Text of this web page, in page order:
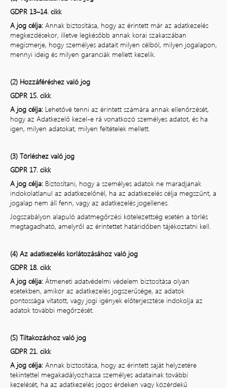
GDPR 13–14. cikk
A jog célja: Annak biztosítása, hogy az érintett már az adatkezelés
megkezdésekor, illetve legkésőbb annak korai szakaszában
megismerje, hogy személyes adatait milyen célból, milyen jogalapon,
mennyi ideig és milyen garanciák mellett kezelik.
(2) Hozzáféréshez való jog
GDPR 15. cikk
A jog célja: Lehetővé tenni az érintett számára annak ellenőrzését,
hogy az Adatkezelő kezel-e rá vonatkozó személyes adatot, és ha
igen, milyen adatokat, milyen feltételek mellett.
(3) Törléshez való jog
GDPR 17. cikk
A jog célja: Biztosítani, hogy a személyes adatok ne maradjanak
indokolatlanul az adatkezelőnél, ha az adatkezelés célja megszűnt, a
jogalap nem áll fenn, vagy az adatkezelés jogellenes.
Jogszabályon alapuló adatmegőrzési kötelezettség esetén a törlés
megtagadható, amelyről az érintettet határidőben tájékoztatni kell.
(4) Az adatkezelés korlátozásához való jog
GDPR 18. cikk
A jog célja: Átmeneti adatvédelmi védelem biztosítása olyan
esetekben, amikor az adatkezelés jogszerűsége, az adatok
pontossága vitatott, vagy jogi igények előterjesztése indokolja az
adatok további megőrzését.
(5) Tiltakozáshoz való jog
GDPR 21. cikk
A jog célja: Annak biztosítása, hogy az érintett saját helyzetére
tekintettel megakadályozhassa személyes adatainak további
kezelését, ha az adatkezelés jogos érdeken vagy közérdekű